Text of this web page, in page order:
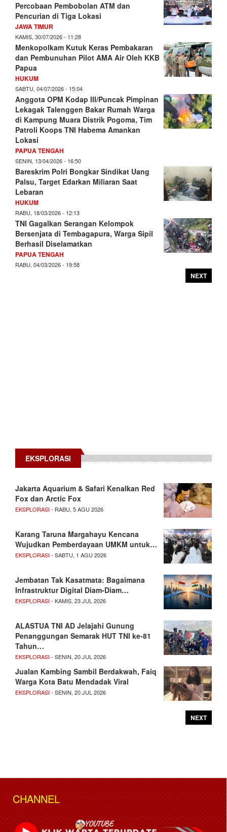
Percobaan Pembobolan ATM dan
Pencurian di Tiga Lokasi
JAWA TIMUR
KAMIS, 30/07/2026 - 11:28
Menkopolkam Kutuk Keras Pembakaran
dan Pembunuhan Pilot AMA Air Oleh KKB
Papua
HUKUM
SABTU, 04/07/2026 - 15:04
Anggota OPM Kodap III/Puncak Pimpinan
Lekagak Talenggen Bakar Rumah Warga
di Kampung Muara Distrik Pogoma, Tim
Patroli Koops TNI Habema Amankan
Lokasi
PAPUA TENGAH
SENIN, 13/04/2026 - 16:50
Bareskrim Polri Bongkar Sindikat Uang
Palsu, Target Edarkan Miliaran Saat
Lebaran
HUKUM
RABU, 18/03/2026 - 12:13
TNI Gagalkan Serangan Kelompok
Bersenjata di Tembagapura, Warga Sipil
Berhasil Diselamatkan
PAPUA TENGAH
RABU, 04/03/2026 - 19:58
NEXT
EKSPLORASI
Jakarta Aquarium & Safari Kenalkan Red
Fox dan Arctic Fox
EKSPLORASI- RABU, 5 AGU 2026
Karang Taruna Margahayu Kencana
Wujudkan Pemberdayaan UMKM untuk…
EKSPLORASI- SABTU, 1 AGU 2026
Jembatan Tak Kasatmata: Bagaimana
Infrastruktur Digital Diam-Diam…
EKSPLORASI- KAMIS, 23 JUL 2026
ALASTUA TNI AD Jelajahi Gunung
Penanggungan Semarak HUT TNI ke-81
Tahun…
EKSPLORASI- SENIN, 20 JUL 2026
Jualan Kambing Sambil Berdakwah, Faiq
Warga Kota Batu Mendadak Viral
EKSPLORASI- SENIN, 20 JUL 2026
NEXT
CHANNEL